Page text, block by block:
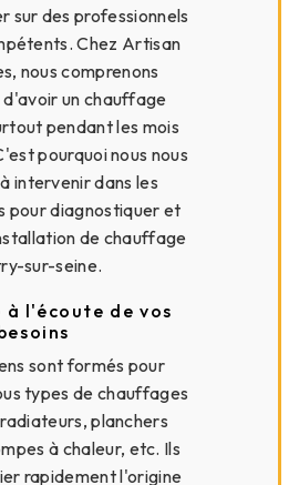
sur des professionnels
Chez Artisan
nous comprenons
un chauffage
pendant les mois
pourquoi nous nous
intervenir dans les
pour diagnostiquer et
de chauffage
sur-seine.
à l'écoute de vos
sont formés pour
types de chauffages
planchers
à chaleur, etc. Ils
rapidement l'origine